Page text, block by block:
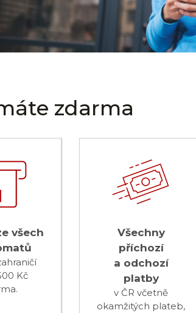
zdarma
všech
Kč
Všechny
příchozí
a odchozí
platby
v ČR včetně
okamžitých plateb,